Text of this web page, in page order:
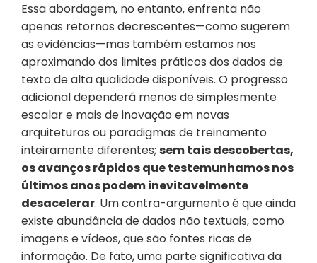
Essa abordagem, no entanto, enfrenta não
apenas retornos decrescentes—como sugerem
as evidências—mas também estamos nos
aproximando dos limites práticos dos dados de
texto de alta qualidade disponíveis. O progresso
adicional dependerá menos de simplesmente
escalar e mais de inovação em novas
arquiteturas ou paradigmas de treinamento
inteiramente diferentes; sem tais descobertas,
os avanços rápidos que testemunhamos nos
últimos anos podem inevitavelmente
desacelerar. Um contra-argumento é que ainda
existe abundância de dados não textuais, como
imagens e vídeos, que são fontes ricas de
informação. De fato, uma parte significativa da